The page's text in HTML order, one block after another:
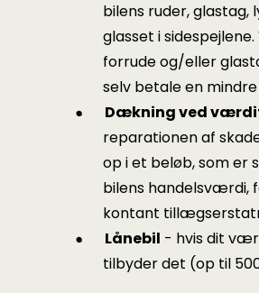
bilens ruder, glastag,
glasset i
forrude og/eller
selv betale en mindre
Dækning ved
reparationen af
op i et beløb, som er
bilens handelsværdi,
kontant
Lånebil - hvis dit
tilbyder det (op til